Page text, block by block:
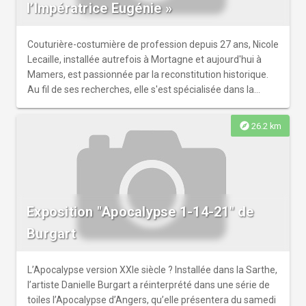
de la Médiathèque.
l’Impératrice Eugénie »
Couturière-costumière de profession depuis 27 ans, Nicole
Lecaille, installée autrefois à Mortagne et aujourd'hui à
Mamers, est passionnée par la reconstitution historique.
Au fil de ses recherches, elle s'est spécialisée dans la
Belle Époque, en s'appuyant sur un important travail de
documentation historique. À travers cette exposition, elle
invite le public à découvrir des reconstitutions de
costumes inspirés de la garde-robe de l'impératrice
Eugénie. Réalisées d'après ses recherches approfondies,
ces créations permettent de plonger dans l'élégance et le
raffinement du Second Empire, tout en mettant en
lumière le savoir-faire artisanal et la rigueur historique qui
président à leur conception. Le travail de Nicole a déjà été
d'événements culturels. En 2025, elle a exposé à la salle
des fêtes de Mamers. Elle a également participé aux
Journées européennes du patrimoine à l’église de
explore 26.2 km
Exposition "Apocalypse 1-14-21" de
Burgart
L’Apocalypse version XXIe siècle ? Installée dans la Sarthe,
l’artiste Danielle Burgart a réinterprété dans une série de
toiles l’Apocalypse d’Angers, qu’elle présentera du samedi